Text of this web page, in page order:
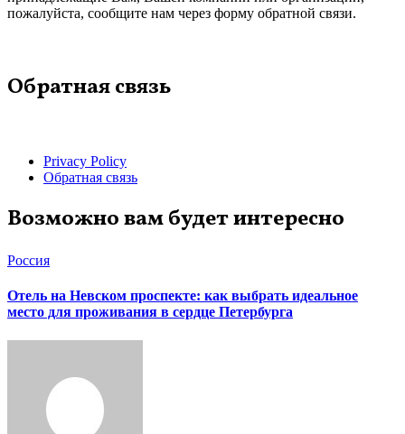
пожалуйста, сообщите нам через форму обратной связи.
Обратная связь
Privacy Policy
Обратная связь
Возможно вам будет интересно
Россия
Отель на Невском проспекте: как выбрать идеальное
место для проживания в сердце Петербурга